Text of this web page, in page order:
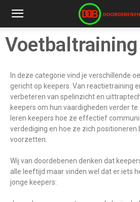
In deze categorie vind je verschillende
gericht op keepers. Van reactietraining
verbeteren van spelinzicht en
keepers om hun vaardigheden verder
leren keepers hoe ze effectief
verdediging en hoe ze zich positioneren
voorzetten.
Wij van doordebenen denken dat
alle leeftijd maar vinden wel dat er iets
jonge keepers: